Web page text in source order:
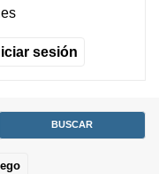
sesión